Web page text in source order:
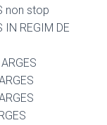
non stop
REGIM DE